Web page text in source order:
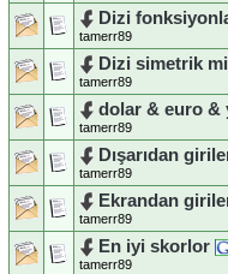
Dizi
tamerr89
Dizi simetrik
tamerr89
dolar & euro &
tamerr89
Dışarıdan
tamerr89
Ekrandan
tamerr89
En iyi skorlor
tamerr89